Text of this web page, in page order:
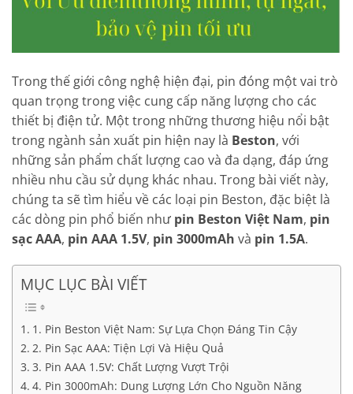
Trong thế giới công nghệ hiện đại, pin đóng một vai trò
quan trọng trong việc cung cấp năng lượng cho các
thiết bị điện tử. Một trong những thương hiệu nổi bật
trong ngành sản xuất pin hiện nay là Beston, với
những sản phẩm chất lượng cao và đa dạng, đáp ứng
nhiều nhu cầu sử dụng khác nhau. Trong bài viết này,
chúng ta sẽ tìm hiểu về các loại pin Beston, đặc biệt là
các dòng pin phổ biến như pin Beston Việt Nam, pin
sạc AAA, pin AAA 1.5V, pin 3000mAh và pin 1.5A.
MỤC LỤC BÀI VIẾT
1. Pin Beston Việt Nam: Sự Lựa Chọn Đáng Tin Cậy
2. Pin Sạc AAA: Tiện Lợi Và Hiệu Quả
3. Pin AAA 1.5V: Chất Lượng Vượt Trội
4. Pin 3000mAh: Dung Lượng Lớn Cho Nguồn Năng